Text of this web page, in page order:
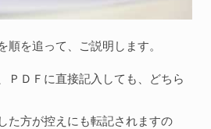
を追って、ご説明します。
ＰＤＦに直接記入しても、どちら
た方が控えにも転記されますの